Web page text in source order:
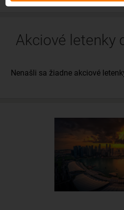
Akciové letenky